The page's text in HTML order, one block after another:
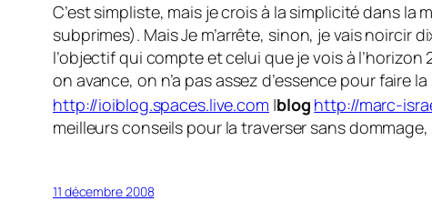
C’est simpliste, mais je crois à la simplicité dans
subprimes). Mais Je m’arrête, sinon, je vais noircir
l’objectif qui compte et celui que je vois à
on avance, on n’a pas assez d’essence pour faire
http://ioiblog.spaces.live.com |blog http://marc-
meilleurs conseils pour la traverser sans
11 décembre 2008